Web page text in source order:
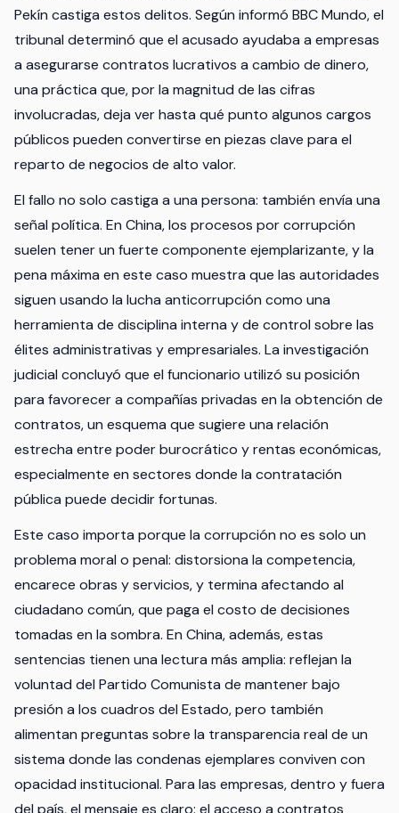
Pekín castiga estos delitos. Según informó BBC Mundo, el
tribunal determinó que el acusado ayudaba a empresas
a asegurarse contratos lucrativos a cambio de dinero,
una práctica que, por la magnitud de las cifras
involucradas, deja ver hasta qué punto algunos cargos
públicos pueden convertirse en piezas clave para el
reparto de negocios de alto valor.
El fallo no solo castiga a una persona: también envía una
señal política. En China, los procesos por corrupción
suelen tener un fuerte componente ejemplarizante, y la
pena máxima en este caso muestra que las autoridades
siguen usando la lucha anticorrupción como una
herramienta de disciplina interna y de control sobre las
élites administrativas y empresariales. La investigación
judicial concluyó que el funcionario utilizó su posición
para favorecer a compañías privadas en la obtención de
contratos, un esquema que sugiere una relación
estrecha entre poder burocrático y rentas económicas,
especialmente en sectores donde la contratación
pública puede decidir fortunas.
Este caso importa porque la corrupción no es solo un
problema moral o penal: distorsiona la competencia,
encarece obras y servicios, y termina afectando al
ciudadano común, que paga el costo de decisiones
tomadas en la sombra. En China, además, estas
sentencias tienen una lectura más amplia: reflejan la
voluntad del Partido Comunista de mantener bajo
presión a los cuadros del Estado, pero también
alimentan preguntas sobre la transparencia real de un
sistema donde las condenas ejemplares conviven con
opacidad institucional. Para las empresas, dentro y fuera
del país, el mensaje es claro: el acceso a contratos